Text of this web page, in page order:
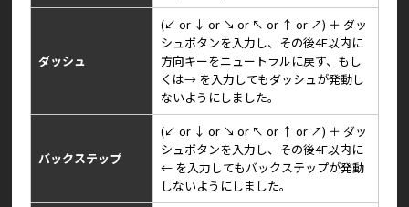
ダッシュ
(↙ or ↓ or ↘ or ↖ or ↑ or ↗) ＋ ダッ
シュボタンを入力し、その後4F以内に
方向キーをニュートラルに戻す、もし
くは→ を入力してもダッシュが発動し
ないようにしました。
バックステップ
(↙ or ↓ or ↘ or ↖ or ↑ or ↗) ＋ ダッ
シュボタンを入力し、その後4F以内に
← を入力してもバックステップが発動
しないようにしました。